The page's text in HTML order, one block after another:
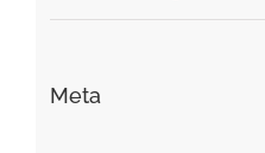
Meta